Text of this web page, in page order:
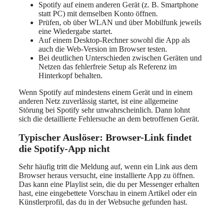
Spotify auf einem anderen Gerät (z. B. Smartphone
statt PC) mit demselben Konto öffnen.
Prüfen, ob über WLAN und über Mobilfunk jeweils
eine Wiedergabe startet.
Auf einem Desktop-Rechner sowohl die App als
auch die Web-Version im Browser testen.
Bei deutlichen Unterschieden zwischen Geräten und
Netzen das fehlerfreie Setup als Referenz im
Hinterkopf behalten.
Wenn Spotify auf mindestens einem Gerät und in einem
anderen Netz zuverlässig startet, ist eine allgemeine
Störung bei Spotify sehr unwahrscheinlich. Dann lohnt
sich die detaillierte Fehlersuche an dem betroffenen Gerät.
Typischer Auslöser: Browser-Link findet
die Spotify-App nicht
Sehr häufig tritt die Meldung auf, wenn ein Link aus dem
Browser heraus versucht, eine installierte App zu öffnen.
Das kann eine Playlist sein, die du per Messenger erhalten
hast, eine eingebettete Vorschau in einem Artikel oder ein
Künstlerprofil, das du in der Websuche gefunden hast.